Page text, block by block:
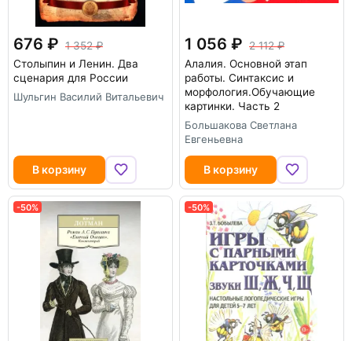
676
1 352
Столыпин и Ленин. Два
сценария для России
Шульгин Василий Витальевич
В корзину
1 056
2 112
Алалия. Основной этап
работы. Синтаксис и
морфология.Обучающие
картинки. Часть 2
Большакова Светлана
Евгеньевна
В корзину
-50% -50%